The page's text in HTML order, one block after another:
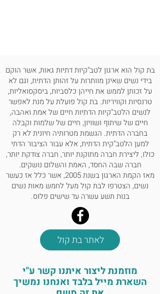
בת קול הוא ארגון לטב"קיות דתיות גאות, אשר הוקם
בידי נשים שאינן מוותרות על זהותן הדתית, וגם לא
על זכותן לממש את חייהן כלסביות, ביסקסואליות,
טרנסיות וקוויריות. בת קול פועלת על מנת לאפשר
לנשים הלטב"קיות הדתיות חיים של אמת ואהבה,
חיים של שיתוף ושוויון, חיים של שלמות וקבלה
בחברה הדתית. הגשמת מטרותיה חיונית לא רק
למען הלטב"קית הדתית, אלא עבור הציבור הדתי
כולו, ליצירת חברה מתוקנת יותר, חברה צודקת יותר,
חברה שבה החסד, האמת והשלום נושקים.
מאז הקמת הארגון בשנת 2005, אשר כלל אז כעשר
נשים, הצטרפו לבת קול מעל לחמש מאות נשים
בנות תשע עשרה עד שישים פלוס.
לאתר בת קול
מוזמנת ליצור איתנו קשר ע"י
השארת מייל בלבד ואנחנו נמשיך